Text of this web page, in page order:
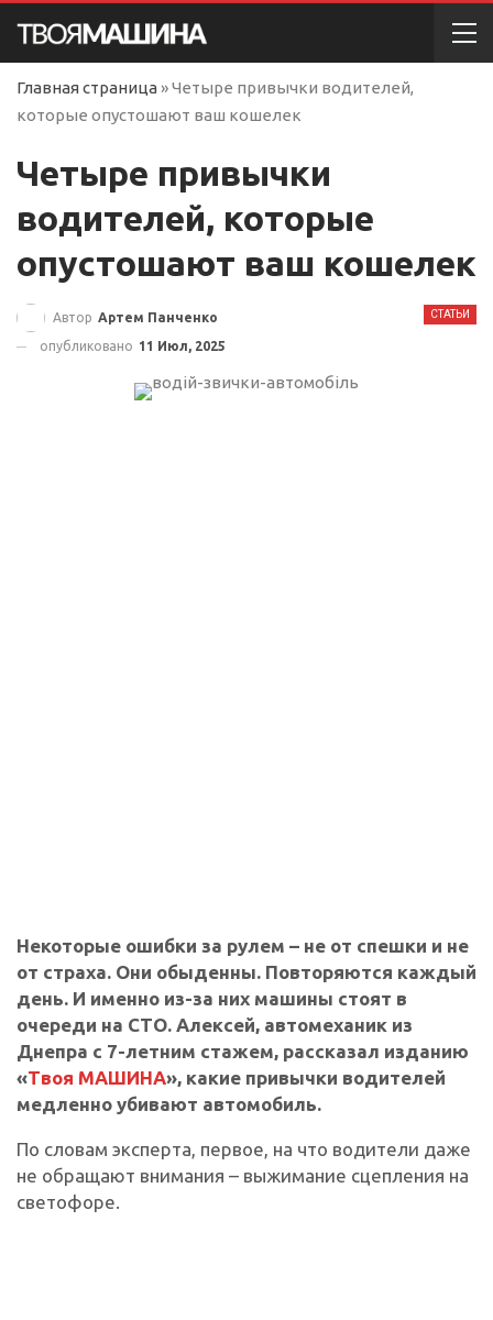
Главная страница »Четыре привычки водителей,
которые опустошают ваш кошелек
Четыре привычки
водителей, которые
опустошают ваш кошелек
СТАТЬИ
Автор Артем Панченко
опубликовано 11 Июл, 2025
Некоторые ошибки за рулем – не от спешки и не
от страха. Они обыденны. Повторяются каждый
день. И именно из-за них машины стоят в
очереди на СТО. Алексей, автомеханик из
Днепра с 7-летним стажем, рассказал изданию
«Твоя МАШИНА», какие привычки водителей
медленно убивают автомобиль.
По словам эксперта, первое, на что водители даже
не обращают внимания – выжимание сцепления на
светофоре.